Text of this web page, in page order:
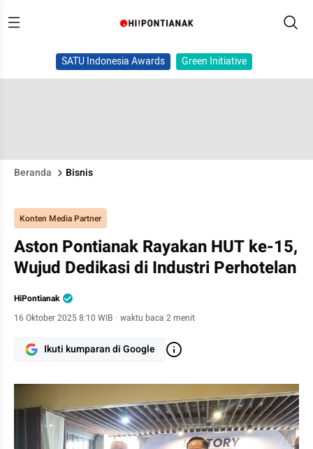
SATU Indonesia Awards Green Initiative
Beranda Bisnis
Konten Media Partner
Aston Pontianak Rayakan HUT ke-15,
Wujud Dedikasi di Industri Perhotelan
HiPontianak
16 Oktober 2025 8:10 WIB · waktu baca 2 menit
Ikuti kumparan di Google